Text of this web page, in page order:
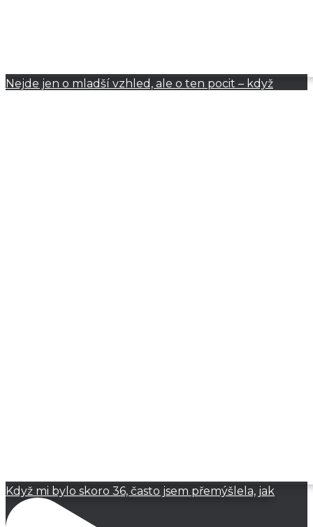
Nejde jen o mladší vzhled, ale o ten pocit – když
Když mi bylo skoro 36, často jsem přemýšlela, jak